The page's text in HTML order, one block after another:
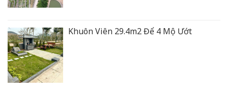
Khuôn Viên 29.4m2 Để 4 Mộ Ướt